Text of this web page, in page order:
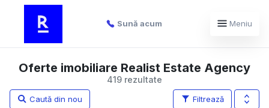
Sună acum Meniu
419 rezultate
Oferte imobiliare Realist Estate Agency
Filtrează
Caută din nou